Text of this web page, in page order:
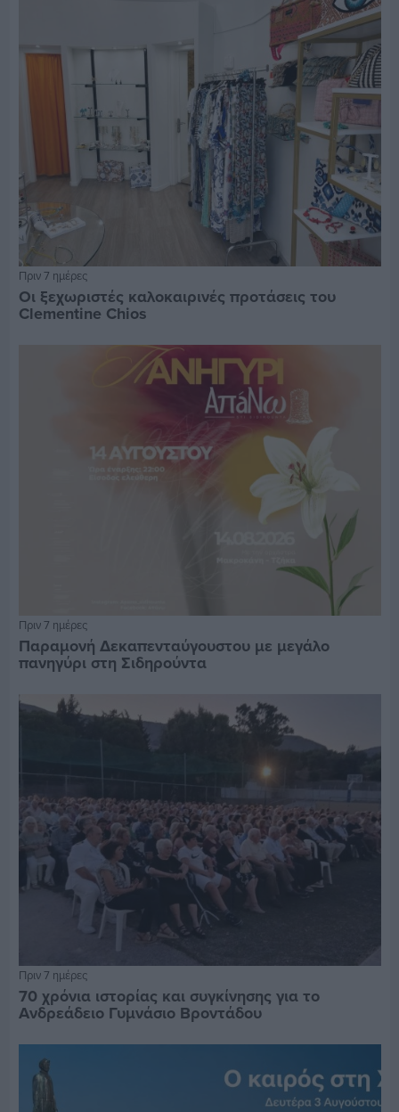
Πριν 7 ημέρες
Οι ξεχωριστές καλοκαιρινές προτάσεις του
Clementine Chios
Πριν 7 ημέρες
Παραμονή Δεκαπενταύγουστου με μεγάλο
πανηγύρι στη Σιδηρούντα
Πριν 7 ημέρες
70 χρόνια ιστορίας και συγκίνησης για το
Ανδρεάδειο Γυμνάσιο Βροντάδου